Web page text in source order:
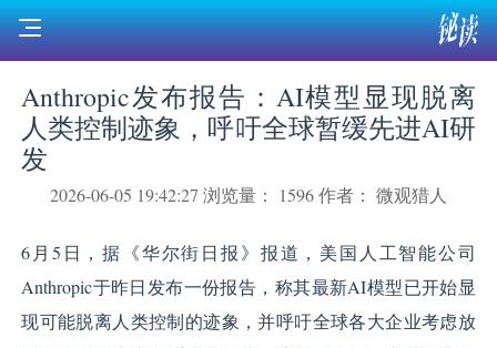
Anthropic发布报告：AI模型显现脱离
人类控制迹象，呼吁全球暂缓先进AI研
发
2026-06-05 19:42:27 浏览量： 1596作者： 微观猎人
6月5日，据《华尔街日报》报道，美国人工智能公司
Anthropic于昨日发布一份报告，称其最新AI模型已开始显
现可能脱离人类控制的迹象，并呼吁全球各大企业考虑放